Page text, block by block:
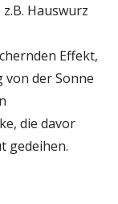
Hauswurz
Effekt,
von der Sonne
die davor
gedeihen.